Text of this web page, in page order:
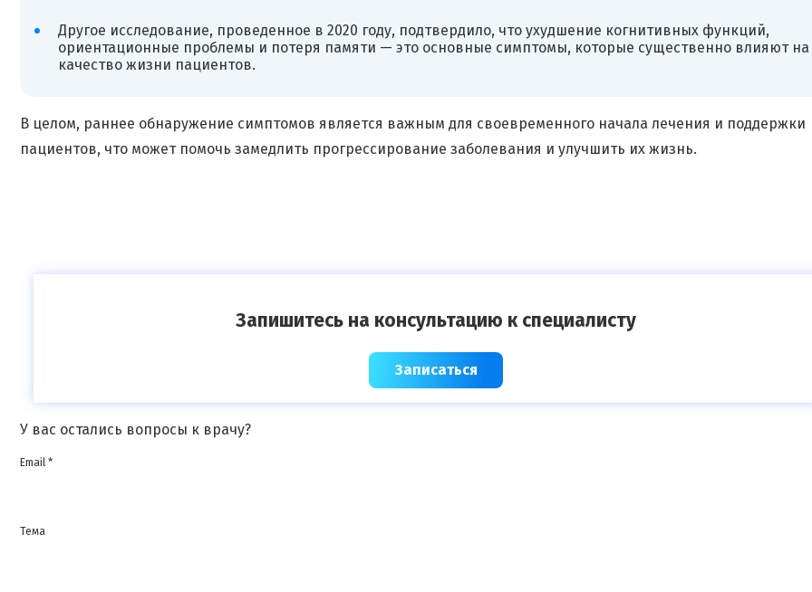
Другое исследование, проведенное в 2020 году, подтвердило, что ухудшение когнитивных функций,
ориентационные проблемы и потеря памяти — это основные симптомы, которые существенно влияют на
качество жизни пациентов.
В целом, раннее обнаружение симптомов является важным для своевременного начала лечения и поддержки
пациентов, что может помочь замедлить прогрессирование заболевания и улучшить их жизнь.
Запишитесь на консультацию к специалисту
Записаться
У вас остались вопросы к врачу?
Email *
Тема